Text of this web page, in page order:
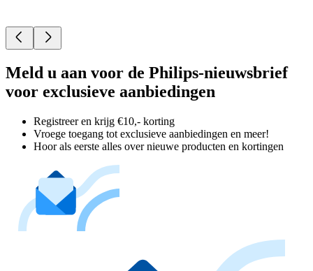
Meld u aan voor de Philips-nieuwsbrief
voor exclusieve aanbiedingen
Registreer en krijg €10,- korting
Vroege toegang tot exclusieve aanbiedingen en meer!
Hoor als eerste alles over nieuwe producten en kortingen